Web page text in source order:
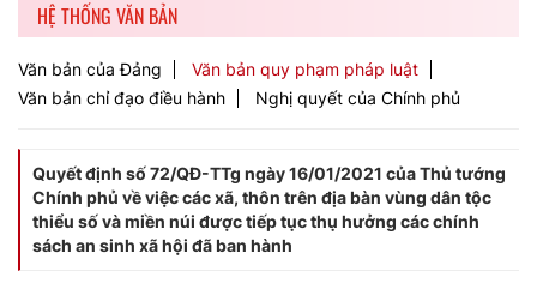
HỆ THỐNG VĂN BẢN
Văn bản của Đảng
Văn bản quy phạm pháp luật
Văn bản chỉ đạo điều hành
Nghị quyết của Chính phủ
Quyết định số 72/QĐ-TTg ngày 16/01/2021 của Thủ tướng
Chính phủ về việc các xã, thôn trên địa bàn vùng dân tộc
thiểu số và miền núi được tiếp tục thụ hưởng các chính
sách an sinh xã hội đã ban hành